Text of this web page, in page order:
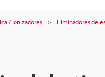
/ Ionizadores Eliminadores de